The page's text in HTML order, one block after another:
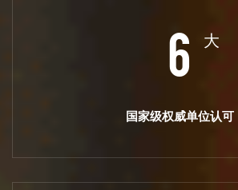
6 大
国家级权威单位认可